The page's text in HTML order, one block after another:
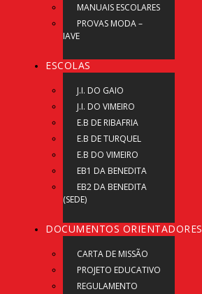
MANUAIS ESCOLARES
PROVAS MODA –
IAVE
ESCOLAS
J.I. DO GAIO
J.I. DO VIMEIRO
E.B DE RIBAFRIA
E.B DE TURQUEL
E.B DO VIMEIRO
EB1 DA BENEDITA
EB2 DA BENEDITA
(SEDE)
DOCUMENTOS ORIENTADORES
CARTA DE MISSÃO
PROJETO EDUCATIVO
REGULAMENTO